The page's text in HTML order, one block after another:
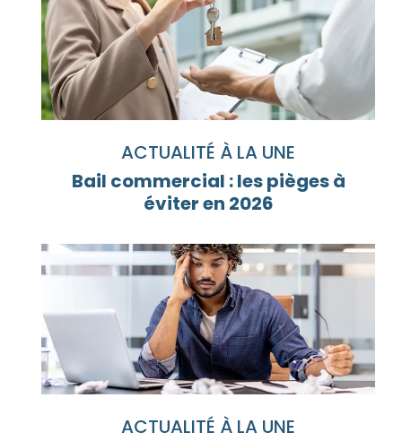
ACTUALITÉ À LA UNE
Bail commercial : les pièges à
éviter en 2026
ACTUALITÉ À LA UNE